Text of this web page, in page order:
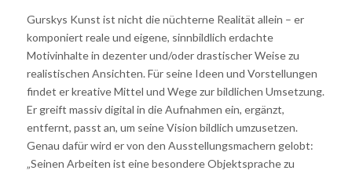
Gurskys Kunst ist nicht die nüchterne Realität allein – er
komponiert reale und eigene, sinnbildlich erdachte
Motivinhalte in dezenter und/oder drastischer Weise zu
realistischen Ansichten. Für seine Ideen und Vorstellungen
findet er kreative Mittel und Wege zur bildlichen Umsetzung.
Er greift massiv digital in die Aufnahmen ein, ergänzt,
entfernt, passt an, um seine Vision bildlich umzusetzen.
Genau dafür wird er von den Ausstellungsmachern gelobt:
„Seinen Arbeiten ist eine besondere Objektsprache zu